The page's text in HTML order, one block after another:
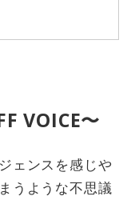
VOICE〜
ェンスを感じや
うような不思議